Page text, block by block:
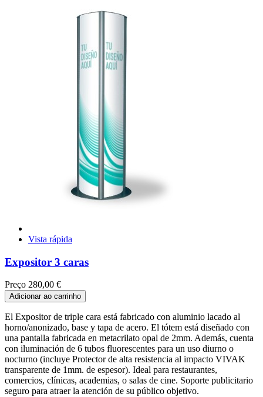
Vista rápida
Expositor 3 caras
Preço 280,00 €
Adicionar ao carrinho
El Expositor de triple cara está fabricado con aluminio lacado al
horno/anonizado, base y tapa de acero. El tótem está diseñado con
una pantalla fabricada en metacrilato opal de 2mm. Además, cuenta
con iluminación de 6 tubos fluorescentes para un uso diurno o
nocturno (incluye Protector de alta resistencia al impacto VIVAK
transparente de 1mm. de espesor). Ideal para restaurantes,
comercios, clínicas, academias, o salas de cine. Soporte publicitario
seguro para atraer la atención de su público objetivo.